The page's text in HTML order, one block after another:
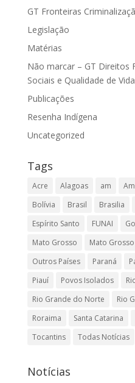
GT Fronteiras
Legislação
Matérias
Não marcar – GT Direitos
Sociais e Qualidade de Vida
Publicações
Resenha Indígena
Uncategorized
Tags
Acre Alagoas am
Bolívia
Brasil Brasilia
Espírito Santo
FUNAI
Mato Grosso
Mato
Outros Países
Paraná
Piauí
Povos Isolados
Rio Grande do Norte
Rio
Roraima
Santa Catarina
Tocantins
Todas Notícias
Notícias